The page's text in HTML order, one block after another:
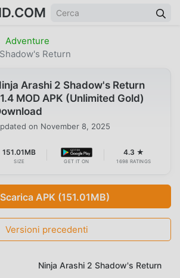
Adventure
Return
Arashi 2 Shadow's Return
MOD APK (Unlimited Gold)
on November 8, 2025
151.01MB
SIZE GET IT ON
4.3 ★
1698 RATINGS
Scarica APK (151.01MB)
Versioni precedenti
Ninja Arashi 2 Shadow's Return